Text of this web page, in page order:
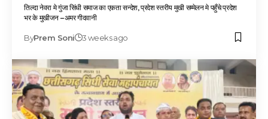
तिल्दा नेवरा मे गुंजा सिंधी समाज का एकता सन्देश, प्रदेश स्तरीय मुखी सम्मेलन मे पहुँचे प्रदेश
भर के मुखीजन –अमर गीदवानी
ByPrem Soni 3 weeks ago